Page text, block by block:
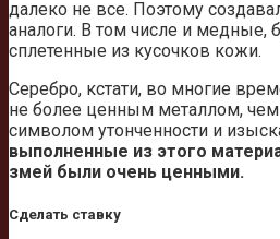
далеко не все. Поэтому
аналоги. В том числе и медные,
сплетенные из кусочков кожи.
Серебро, кстати, во многие
не более ценным металлом, чем
символом утонченности и
выполненные из этого
змей были очень ценными.
Сделать ставку